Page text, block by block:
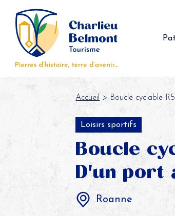
Accueil > Boucle cyclable
Loisirs sportifs
Boucle
D'un port
Roanne
Panneau de gestion des cookies